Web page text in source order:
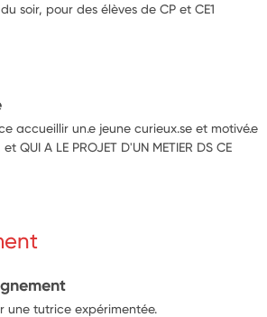
soir, pour des élèves de CP et CE1
accueillir un.e jeune curieux.se et motivé.e
A LE PROJET D'UN METIER DS CE
une tutrice expérimentée.